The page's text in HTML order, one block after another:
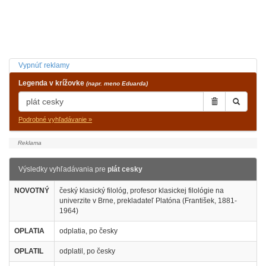
Vypnúť reklamy
Legenda v krížovke (napr. meno Eduarda)
Podrobné vyhľadávanie »
Výsledky vyhľadávania pre plát cesky
NOVOTNÝ
český klasický filológ, profesor klasickej filológie na
univerzite v Brne, prekladateľ Platóna (František, 1881-
1964)
OPLATIA odplatia, po česky
OPLATIL odplatil, po česky